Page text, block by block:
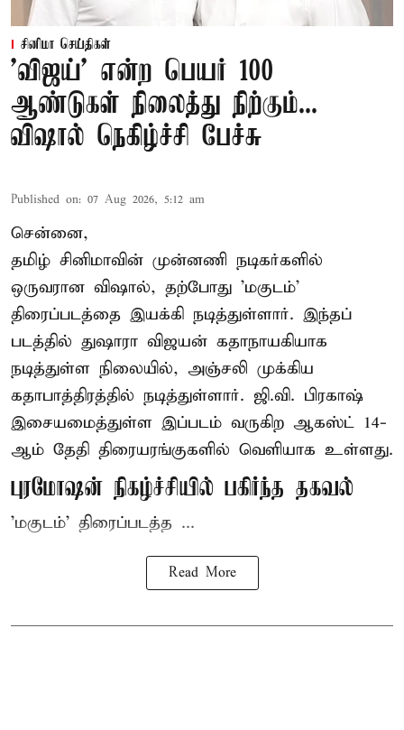
சினிமா செய்திகள்
'விஜய்' என்ற பெயர் 100
ஆண்டுகள் நிலைத்து நிற்கும்...
விஷால் நெகிழ்ச்சி பேச்சு
Published on: 07 Aug 2026, 5:12 am
சென்னை,
தமிழ் சினிமாவின் முன்னணி நடிகர்களில்
ஒருவரான விஷால், தற்போது 'மகுடம்'
திரைப்படத்தை இயக்கி நடித்துள்ளார். இந்தப்
படத்தில் துஷாரா விஜயன் கதாநாயகியாக
நடித்துள்ள நிலையில், அஞ்சலி முக்கிய
கதாபாத்திரத்தில் நடித்துள்ளார். ஜி.வி. பிரகாஷ்
இசையமைத்துள்ள இப்படம் வருகிற ஆகஸ்ட் 14-
ஆம் தேதி திரையரங்குகளில் வெளியாக உள்ளது.
புரமோஷன் நிகழ்ச்சியில் பகிர்ந்த தகவல்
'மகுடம்' திரைப்படத்த ...
Read More